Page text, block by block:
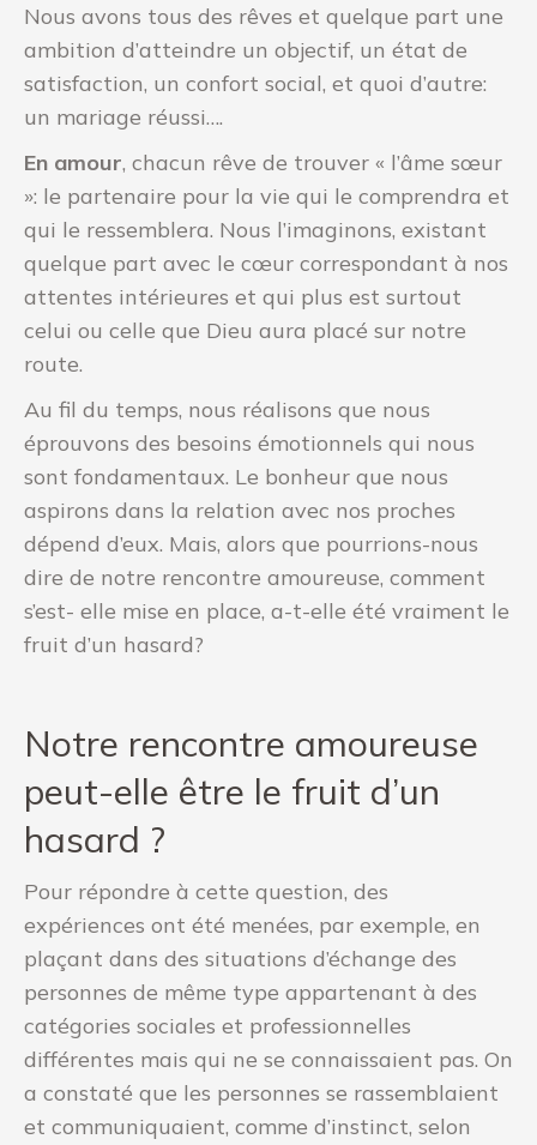
Nous avons tous des rêves et quelque part une
ambition d’atteindre un objectif, un état de
satisfaction, un confort social, et quoi d’autre:
un mariage réussi….
En amour, chacun rêve de trouver « l’âme sœur
»: le partenaire pour la vie qui le comprendra et
qui le ressemblera. Nous l’imaginons, existant
quelque part avec le cœur correspondant à nos
attentes intérieures et qui plus est surtout
celui ou celle que Dieu aura placé sur notre
route.
Au fil du temps, nous réalisons que nous
éprouvons des besoins émotionnels qui nous
sont fondamentaux. Le bonheur que nous
aspirons dans la relation avec nos proches
dépend d’eux. Mais, alors que pourrions-nous
dire de notre rencontre amoureuse, comment
s’est- elle mise en place, a-t-elle été vraiment le
fruit d’un hasard?
Notre rencontre amoureuse
peut-elle être le fruit d’un
hasard ?
Pour répondre à cette question, des
expériences ont été menées, par exemple, en
plaçant dans des situations d’échange des
personnes de même type appartenant à des
catégories sociales et professionnelles
différentes mais qui ne se connaissaient pas. On
a constaté que les personnes se rassemblaient
et communiquaient, comme d’instinct, selon